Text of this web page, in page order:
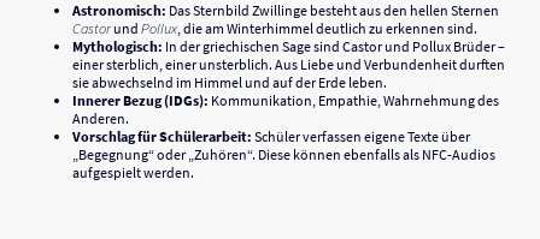
Astronomisch: Das Sternbild Zwillinge besteht aus den hellen Sternen
Castorund Pollux, die am Winterhimmel deutlich zu erkennen sind.
Mythologisch: In der griechischen Sage sind Castor und Pollux Brüder –
einer sterblich, einer unsterblich. Aus Liebe und Verbundenheit durften
sie abwechselnd im Himmel und auf der Erde leben.
Innerer Bezug (IDGs): Kommunikation, Empathie, Wahrnehmung des
Anderen.
Vorschlag für Schülerarbeit: Schüler verfassen eigene Texte über
„Begegnung“ oder „Zuhören“. Diese können ebenfalls als NFC-Audios
aufgespielt werden.